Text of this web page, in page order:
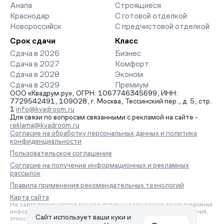
Анапа
Краснодар
Новороссийск
Строящиеся
С готовой отделкой
С предчистовой отделкой
Срок сдачи
Сдача в 2026
Сдача в 2027
Сдача в 2028
Сдача в 2029
Класс
Бизнес
Комфорт
Эконом
Премиум
ООО «Квадрум.ру», ОГРН: 1067746345699, ИНН:
7729542491, 109028, г. Москва, Тессинский пер., д. 5, стр.
1 info@kvadroom.ru
Для связи по вопросам связанными с рекламой на сайте -
reklama@kvadroom.ru
Согласие на обработку персональных данных и политика
конфиденциальности
Пользовательское соглашение
Согласие на получение информационных и рекламных
рассылок
Правила применения рекомендательных технологий
Карта сайта
На сайте применяются рекомендательные технологии предоставления
информации на основе сбора, систематизации и анализа сведений,
относящихся к предпочтениям пользователей сети «Интернет»,
Сайт использует ваши куки и